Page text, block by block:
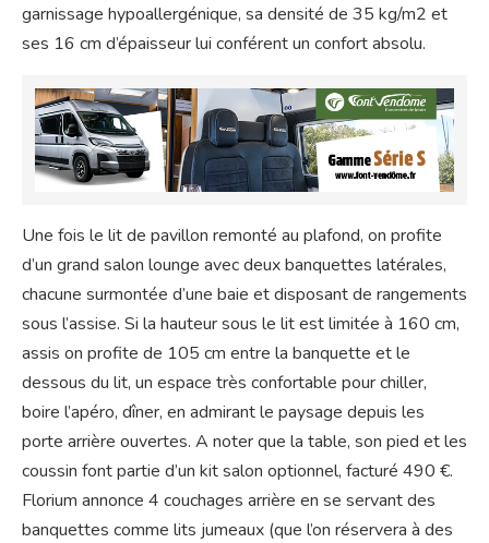
garnissage hypoallergénique, sa densité de 35 kg/m2 et
ses 16 cm d’épaisseur lui conférent un confort absolu.
Une fois le lit de pavillon remonté au plafond, on profite
d’un grand salon lounge avec deux banquettes latérales,
chacune surmontée d’une baie et disposant de rangements
sous l’assise. Si la hauteur sous le lit est limitée à 160 cm,
assis on profite de 105 cm entre la banquette et le
dessous du lit, un espace très confortable pour chiller,
boire l’apéro, dîner, en admirant le paysage depuis les
porte arrière ouvertes. A noter que la table, son pied et les
coussin font partie d’un kit salon optionnel, facturé 490 €.
Florium annonce 4 couchages arrière en se servant des
banquettes comme lits jumeaux (que l’on réservera à des